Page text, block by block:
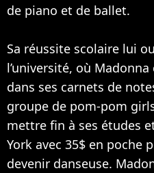
de piano et de ballet.
Sa réussite scolaire lui
l’université, où
dans ses carnets de
groupe de pom-pom
mettre fin à ses études
York avec 35$ en poche
devenir danseuse.